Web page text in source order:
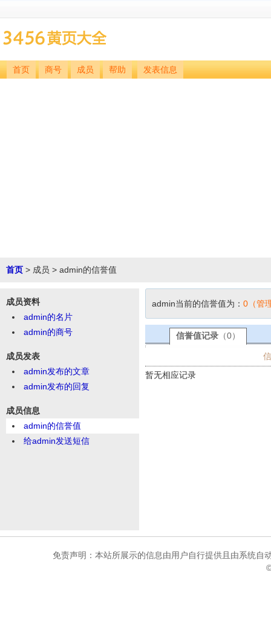
首页 商号 成员 帮助 发表信息
首页 > 成员 > admin的信誉值
成员资料
admin的名片
admin的商号
成员发表
admin发布的文章
admin发布的回复
成员信息
admin的信誉值
给admin发送短信
admin当前的信誉值为： 0（管
信誉值记录 （0）
暂无相应记录
免责声明：本站所展示的信息由用户自行提供且由系统